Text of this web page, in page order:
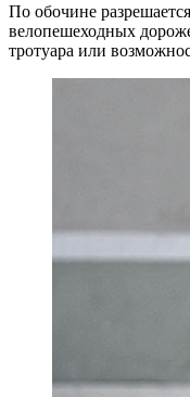
По обочине
велопешеходных
тротуара или